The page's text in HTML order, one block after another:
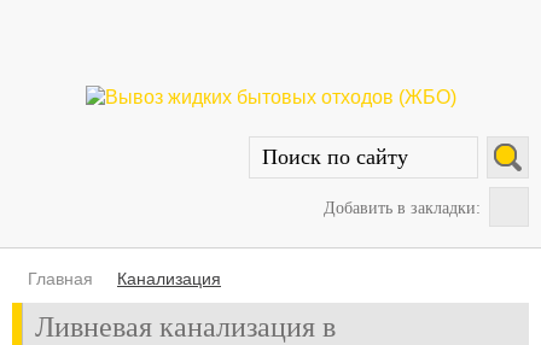
Добавить в закладки:
Главная Канализация
Ливневая канализация в